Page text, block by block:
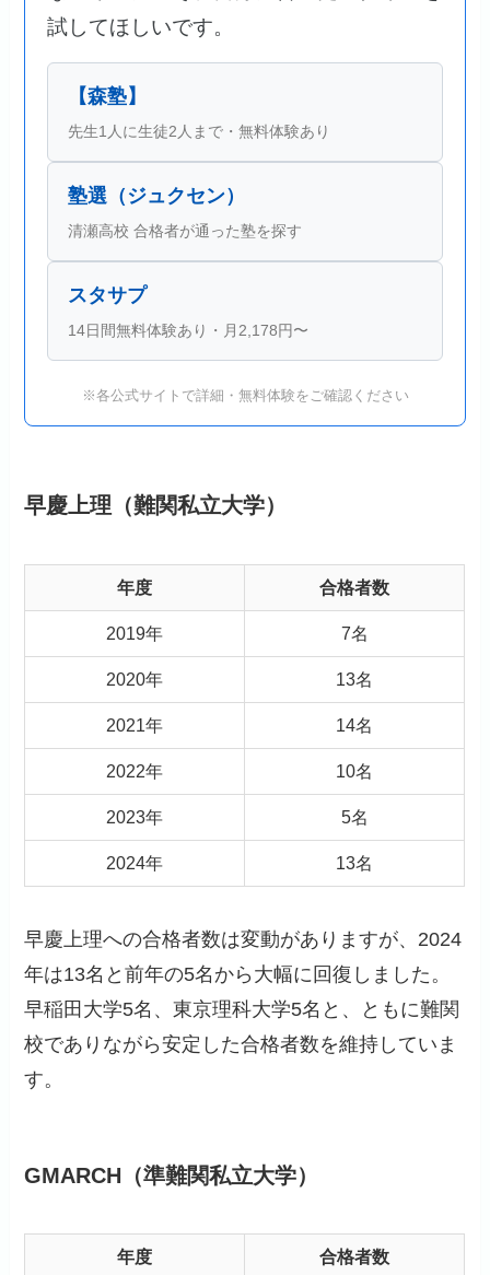
試してほしいです。
【森塾】
先生1人に生徒2人まで・無料体験あり
塾選（ジュクセン）
清瀬高校 合格者が通った塾を探す
スタサプ
14日間無料体験あり・月2,178円〜
※各公式サイトで詳細・無料体験をご確認ください
早慶上理（難関私立大学）
年度 合格者数
2019年 7名
2020年 13名
2021年 14名
2022年 10名
2023年 5名
2024年 13名
早慶上理への合格者数は変動がありますが、2024
年は13名と前年の5名から大幅に回復しました。
早稲田大学5名、東京理科大学5名と、ともに難関
校でありながら安定した合格者数を維持していま
す。
GMARCH（準難関私立大学）
年度 合格者数